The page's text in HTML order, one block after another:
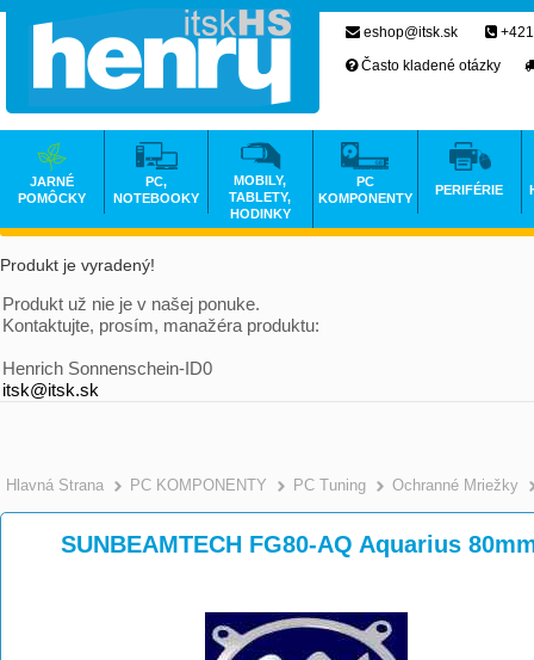
Produkt je vyradený!
Produkt už nie je v našej ponuke.
Kontaktujte, prosím, manažéra produktu:
Henrich Sonnenschein-ID0
itsk@itsk.sk
Hlavná Strana PC KOMPONENTY PC Tuning Ochranné Mriežky
SUNBEAMTECH FG80-AQ Aquarius
eshop@itsk.sk
Často kladené otázky
JARNÉ
POMÔCKY
PC,
NOTEBOOKY
MOBILY,
TABLETY,
HODINKY
PC
KOMPONENTY
PERIFÉRIE